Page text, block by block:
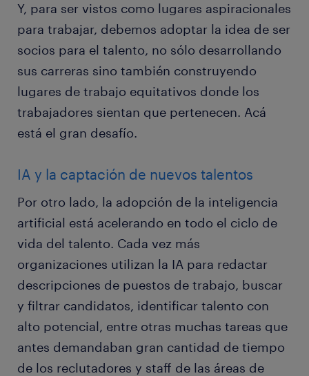
Y, para ser vistos como lugares aspiracionales
para trabajar, debemos adoptar la idea de ser
socios para el talento, no sólo desarrollando
sus carreras sino también construyendo
lugares de trabajo equitativos donde los
trabajadores sientan que pertenecen. Acá
está el gran desafío.
IA y la captación de nuevos talentos
Por otro lado, la adopción de la inteligencia
artificial está acelerando en todo el ciclo de
vida del talento. Cada vez más
organizaciones utilizan la IA para redactar
descripciones de puestos de trabajo, buscar
y filtrar candidatos, identificar talento con
alto potencial, entre otras muchas tareas que
antes demandaban gran cantidad de tiempo
de los reclutadores y staff de las áreas de